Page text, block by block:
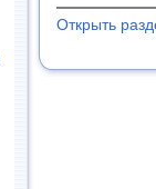
Открыть